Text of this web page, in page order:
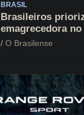
BRASIL
Brasileiros
emagrecedora
mesmo em
O Brasilense